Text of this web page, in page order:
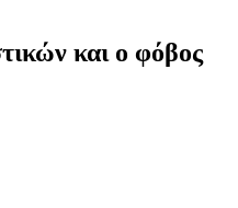
και ο φόβος